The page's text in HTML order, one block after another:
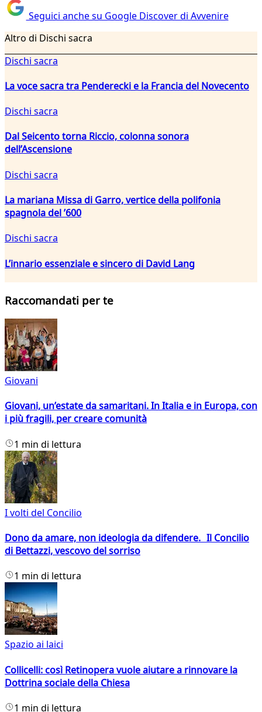
Seguici anche su Google Discover di Avvenire
Altro di Dischi sacra
Dischi sacra
La voce sacra tra Penderecki e la Francia del Novecento
Dischi sacra
Dal Seicento torna Riccio, colonna sonora
dell’Ascensione
Dischi sacra
La mariana Missa di Garro, vertice della polifonia
spagnola del ’600
Dischi sacra
L’innario essenziale e sincero di David Lang
Raccomandati per te
Giovani
Giovani, un’estate da samaritani. In Italia e in Europa, con
i più fragili, per creare comunità
1 min di lettura
I volti del Concilio
Dono da amare, non ideologia da difendere. Il Concilio
di Bettazzi, vescovo del sorriso
1 min di lettura
Spazio ai laici
Collicelli: così Retinopera vuole aiutare a rinnovare la
Dottrina sociale della Chiesa
1 min di lettura